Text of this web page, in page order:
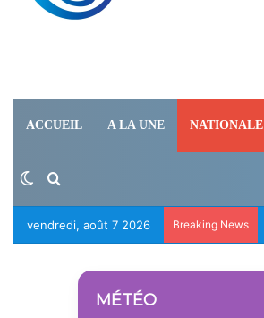
ACCUEIL A LA UNE NATIONALE
Switch skin
Rechercher
vendredi, août 7 2026 Breaking News
MÉTÉO